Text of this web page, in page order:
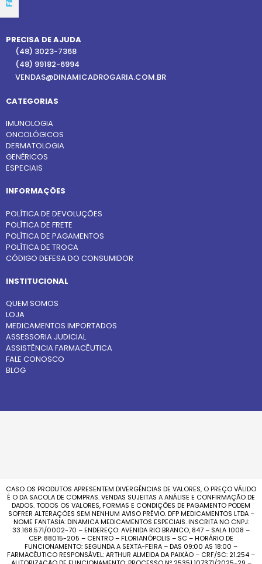
PRECISA DE AJUDA
(48) 3023-7368
(48) 99182-6994
VENDAS@DINAMICADROGARIA.COM.BR
CATEGORIAS
IMUNOLOGIA
ONCOLÓGICOS
DERMATOLOGIA
GENÉRICOS
ESPECIAIS
INFORMAÇÕES
POLÍTICA DE DEVOLUÇÕES
POLÍTICA DE FRETE
POLÍTICA DE PAGAMENTOS
POLÍTICA DE TROCA
CÓDIGO DEFESA DO CONSUMIDOR
INSTITUCIONAL
QUEM SOMOS
LOJA
MEDICAMENTOS IMPORTADOS
ASSESSORIA JUDICIAL
ASSISTÊNCIA FARMACÊUTICA
FALE CONOSCO
BLOG
CASO OS PRODUTOS APRESENTEM DIVERGÊNCIAS DE VALORES, O PREÇO VÁLIDO
É O DA SACOLA DE COMPRAS. VENDAS SUJEITAS A ANÁLISE E CONFIRMAÇÃO DE
DADOS. TODOS OS VALORES, FORMAS E CONDIÇÕES DE PAGAMENTO PODEM
SOFRER ALTERAÇÕES SEM NENHUM AVISO PRÉVIO. DFP MEDICAMENTOS LTDA –
NOME FANTASIA: DINAMICA MEDICAMENTOS ESPECIAIS. INSCRITA NO CNPJ:
33.168.571/0002-70 – ENDEREÇO: AVENIDA RIO BRANCO, 847 – SALA 1008 –
CEP: 88015-205 – CENTRO – FLORIANÓPOLIS – SC – HORÁRIO DE
FUNCIONAMENTO: SEGUNDA A SEXTA-FEIRA – DAS 09:00 AS 18:00 –
FARMACÊUTICO RESPONSÁVEL: ARTHUR ALMEIDA DA PAIXÃO – CRF/SC: 21.254 –